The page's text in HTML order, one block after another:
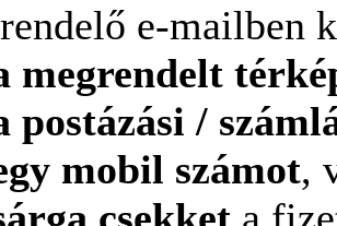
e-mailben
megrendelt
postázási /
mobil számot,